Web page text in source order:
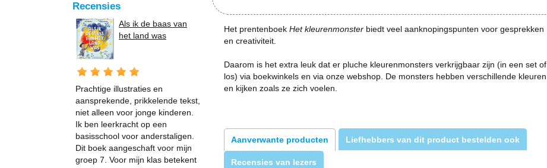
Het prentenboek Het kleurenmonster biedt veel aanknopingspunten voor gesprekken
en creativiteit.
Daarom is het extra leuk dat er pluche kleurenmonsters verkrijgbaar zijn (in een set of
los) via boekwinkels en via onze webshop. De monsters hebben verschillende kleuren
en kijken zoals ze zich voelen.
Aanverwante producten Liefhebbers van dit product bestelden ook
Recensies van lezers
Recensies
Als ik de baas van
het land was
Prachtige illustraties en
aansprekende, prikkelende tekst,
niet alleen voor jonge kinderen.
Ik ben leerkracht op een
basisschool voor anderstaligen.
Dit boek aangeschaft voor mijn
groep 7. Voor mijn klas betekent